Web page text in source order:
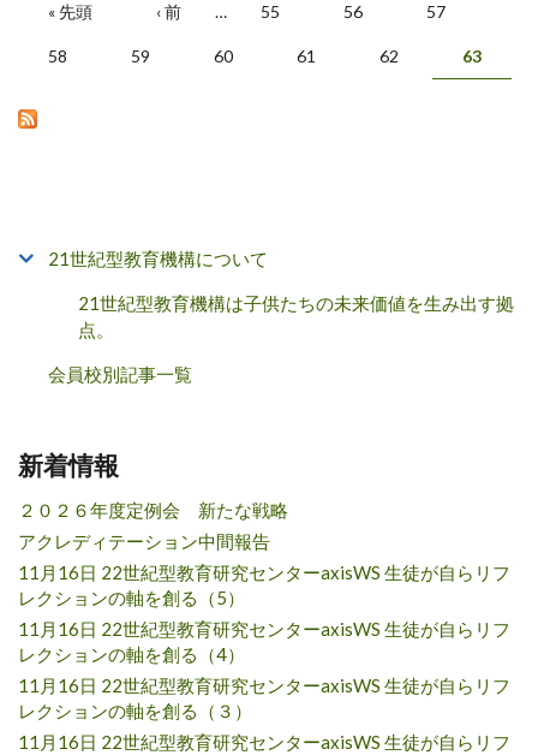
ページ
« 先頭 ‹ 前 … 55 56 57
58 59 60 61 62 63
21世紀型教育機構について
21世紀型教育機構は子供たちの未来価値を生み出す拠
点。
会員校別記事一覧
新着情報
２０２６年度定例会 新たな戦略
アクレディテーション中間報告
11月16日 22世紀型教育研究センターaxisWS 生徒が自らリフ
レクションの軸を創る（5）
11月16日 22世紀型教育研究センターaxisWS 生徒が自らリフ
レクションの軸を創る（4）
11月16日 22世紀型教育研究センターaxisWS 生徒が自らリフ
レクションの軸を創る（３）
11月16日 22世紀型教育研究センターaxisWS 生徒が自らリフ